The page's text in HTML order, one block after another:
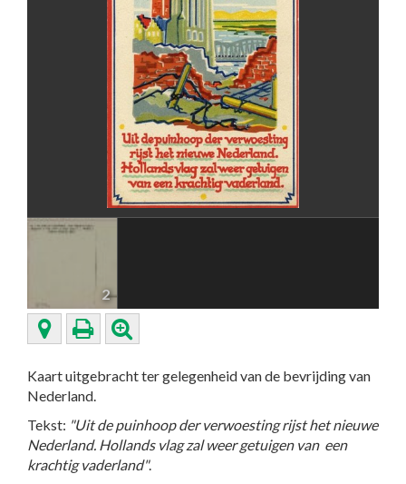
2
Kaart uitgebracht ter gelegenheid van de bevrijding van
Nederland.
Tekst: "Uit de puinhoop der verwoesting rijst het nieuwe
Nederland. Hollands vlag zal weer getuigen van een
krachtig vaderland".